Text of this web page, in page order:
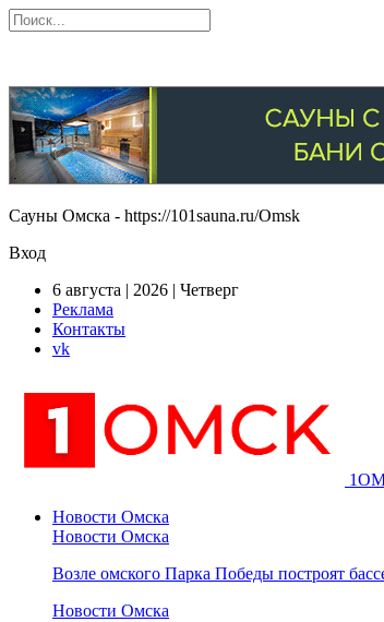
Сауны Омска - https://101sauna.ru/Omsk
Вход
6 августа | 2026 | Четверг
Реклама
Контакты
vk
Новости Омска
Новости Омска
Возле омского Парка Победы построят
Новости Омска